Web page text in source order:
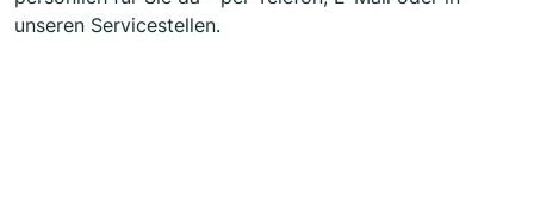
unseren Servicestellen.